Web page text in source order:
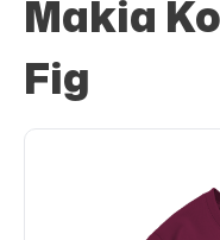
Makia Kontio T-paita,
Fig